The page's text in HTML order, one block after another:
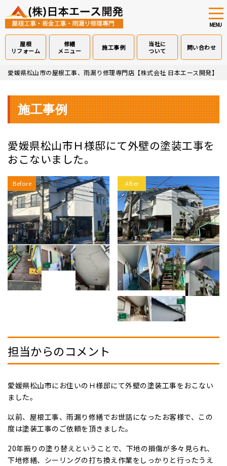
Skip
content
MENU
屋根
リフォーム
修繕
メニュー
施工事例
当社に
ついて
問い合わせ
愛媛県松山市の屋根工事、雨漏り修理専門店【株式会社 日本エース開発】
施工事例
愛媛県松山市Ｈ様邸にて外壁の塗装工事を
おこないました。
Before After
担当からのコメント
愛媛県松山市にお住いのＨ様邸にて外壁の塗装工事をおこない
ました。
以前、屋根工事、雨漏り修繕でお世話になったお客様で、この
度は塗装工事のご依頼を頂きました。
20年振りの塗り替えということで、下地の損傷が多々見られ、
下地修繕、シーリングの打ち換え作業をしっかりと行ったうえ